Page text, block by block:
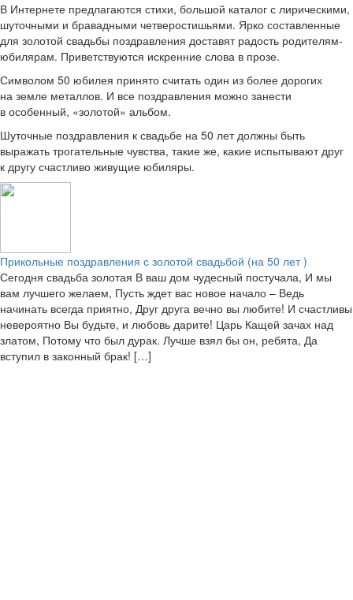
В Интернете предлагаются стихи, большой каталог с лирическими,
шуточными и бравадными четверостишьями. Ярко составленные
для золотой свадьбы поздравления доставят радость родителям-
юбилярам. Приветствуются искренние слова в прозе.
Символом 50 юбилея принято считать один из более дорогих
на земле металлов. И все поздравления можно занести
в особенный, «золотой» альбом.
Шуточные поздравления к свадьбе на 50 лет должны быть
выражать трогательные чувства, такие же, какие испытывают друг
к другу счастливо живущие юбиляры.
Прикольные поздравления с золотой свадьбой (на 50 лет )
Сегодня свадьба золотая В ваш дом чудесный постучала, И мы
вам лучшего желаем, Пусть ждет вас новое начало – Ведь
начинать всегда приятно, Друг друга вечно вы любите! И счастливы
невероятно Вы будьте, и любовь дарите! Царь Кащей зачах над
златом, Потому что был дурак. Лучше взял бы он, ребята, Да
вступил в законный брак! […]